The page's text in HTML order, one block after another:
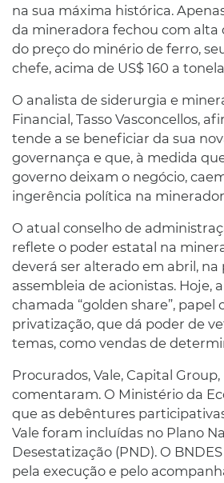
na sua máxima histórica.
da mineradora fechou com alta
do preço do minério de ferro,
chefe, acima de US$ 160 a
O analista de siderurgia e
Financial, Tasso Vasconcellos,
tende a se beneficiar da sua
governança e que, à medida
governo deixam o negócio,
ingerência política na
O atual conselho de
reflete o poder estatal na
deverá ser alterado em abril, na
assembleia de acionistas. Hoje,
chamada “golden share”, papel
privatização, que dá poder de
temas, como vendas de
Procurados, Vale, Capital
comentaram. O Ministério da
que as debêntures
Vale foram incluídas no Plano
Desestatização (PND). O
pela execução e pelo